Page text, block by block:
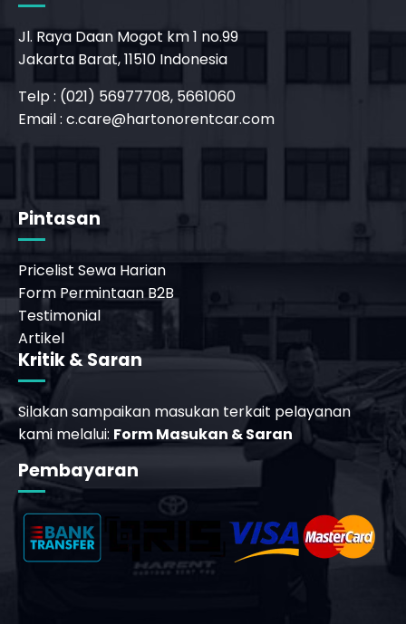
Jl. Raya Daan Mogot km 1 no.99
Jakarta Barat, 11510 Indonesia
Telp : (021) 56977708, 5661060
Email : c.care@hartonorentcar.com
Pintasan
Pricelist Sewa Harian
Form Permintaan B2B
Testimonial
Artikel
Kritik & Saran
Silakan sampaikan masukan terkait pelayanan
kami melalui: Form Masukan & Saran
Pembayaran